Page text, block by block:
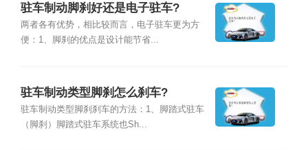
驻车制动脚刹好还是电子驻车?
两者各有优势，相比较而言，电子驻车更为方
便：1、脚刹的优点是设计能节省...
驻车制动类型脚刹怎么刹车?
驻车制动类型脚刹刹车的方法：1、脚踏式驻车
（脚刹）脚踏式驻车系统也Sh...